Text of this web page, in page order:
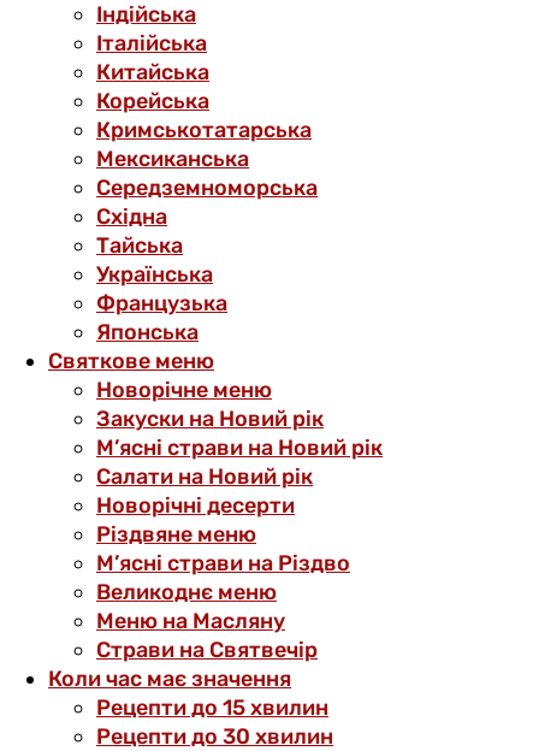
Індійська
Італійська
Китайська
Корейська
Кримськотатарська
Мексиканська
Середземноморська
Східна
Тайська
Українська
Французька
Японська
Святкове меню
Новорічне меню
Закуски на Новий рік
М’ясні страви на Новий рік
Салати на Новий рік
Новорічні десерти
Різдвяне меню
М’ясні страви на Різдво
Великоднє меню
Меню на Масляну
Страви на Святвечір
Коли час має значення
Рецепти до 15 хвилин
Рецепти до 30 хвилин